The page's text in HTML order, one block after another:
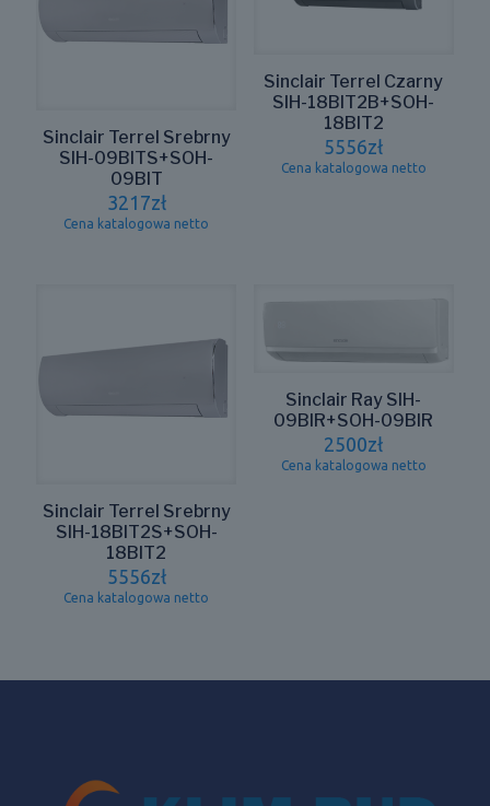
Sinclair Terrel Srebrny
SIH-09BITS+SOH-
09BIT
3217zł
Cena katalogowa netto
Sinclair Terrel Czarny
SIH-18BIT2B+SOH-
18BIT2
5556zł
Cena katalogowa netto
Sinclair Terrel Srebrny
SIH-18BIT2S+SOH-
18BIT2
5556zł
Cena katalogowa netto
Sinclair Ray SIH-
09BIR+SOH-09BIR
2500zł
Cena katalogowa netto